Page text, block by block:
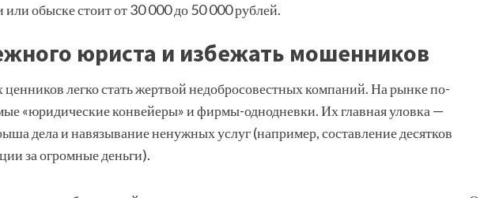
обыске стоит от 30 000 до 50 000 рублей.
юриста и избежать мошенников
легко стать жертвой недобросовестных компаний. На рынке по-
«юридические конвейеры» и фирмы-однодневки. Их главная уловка —
дела и навязывание ненужных услуг (например, составление десятков
за огромные деньги).